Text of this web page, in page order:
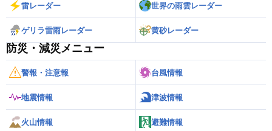
雷レーダー 世界の雨雲レーダー
ゲリラ雷雨レーダー 黄砂レーダー
防災・減災メニュー
警報・注意報 台風情報
地震情報 津波情報
火山情報 避難情報